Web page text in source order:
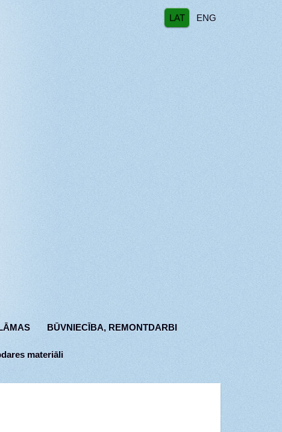
BŪVNIECĪBA, REMONTDARBI
materiāli
LAT ENG